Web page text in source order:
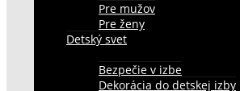
Pre mužov
Pre ženy
Detský svet
Bezpečie v izbe
Dekorácia do detskej izby